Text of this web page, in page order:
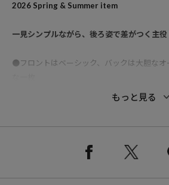
2026 Spring & Summer item
一見シンプルながら、後ろ姿で差がつく主役
●フロントはベーシック、バックは大胆なオ
●コンパクトサイズながら、細見えする適度
●使いやすベーシックカラーとボーダーを加
ップデート
もっと見る